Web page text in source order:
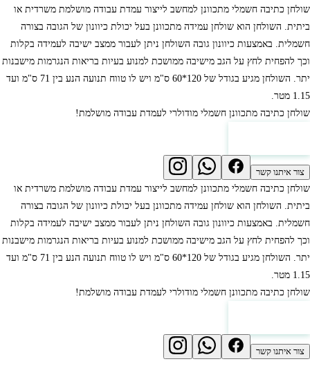
שולחן כתיבה חשמלי מתכוונן למחשב לייצור עמדת עבודה מושלמת משרדית או
ביתית. השולחן הוא שולחן עמידה מתכוונן בעל יכולת כיוונון של הגובה בצורה
חשמלית. באמצעות כיוונון גובה השולחן ניתן לעבור ממצב ישיבה לעמידה בקלות
וכך להפחית לחץ על הגב מישיבה ממושכת למנוע בעיות בריאות הנגרמות מישבנות
יתר. השולחן מגיע בגודל של 120*60 ס"מ ויש לו טווח תנועה הנע בין 71 ס"מ ועד
1.15 מטר.
שולחן כתיבה מתכוונן חשמלי מודולרי לעמדת עבודה מושלמת!
צור איתנו קשר
שולחן כתיבה חשמלי מתכוונן למחשב לייצור עמדת עבודה מושלמת משרדית או
ביתית. השולחן הוא שולחן עמידה מתכוונן בעל יכולת כיוונון של הגובה בצורה
חשמלית. באמצעות כיוונון גובה השולחן ניתן לעבור ממצב ישיבה לעמידה בקלות
וכך להפחית לחץ על הגב מישיבה ממושכת למנוע בעיות בריאות הנגרמות מישבנות
יתר. השולחן מגיע בגודל של 120*60 ס"מ ויש לו טווח תנועה הנע בין 71 ס"מ ועד
1.15 מטר.
שולחן כתיבה מתכוונן חשמלי מודולרי לעמדת עבודה מושלמת!
צור איתנו קשר